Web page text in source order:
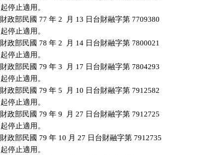
停止適用。
政部民國 77 年 2  月 13 日台財融字第 7709380
停止適用。
政部民國 78 年 2  月 14 日台財融字第 7800021
停止適用。
政部民國 79 年 3  月 17 日台財融字第 7804293
停止適用。
政部民國 79 年 5  月 10 日台財融字第 7912582
停止適用。
政部民國 79 年 9  月 27 日台財融字第 7912725
停止適用。
政部民國 79 年 10 月 27 日台財融字第 7912735
停止適用。